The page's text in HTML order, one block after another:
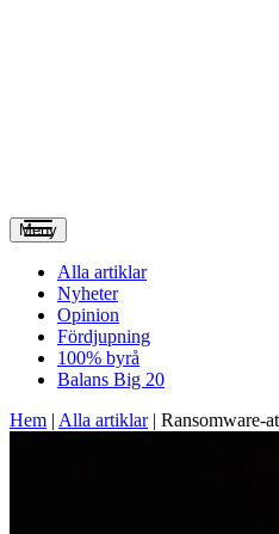
Meny
Alla artiklar
Nyheter
Opinion
Fördjupning
100% byrå
Balans Big 20
Hem | Alla artiklar| Ransomware-